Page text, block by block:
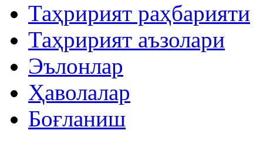
Таҳририят раҳбарияти
Таҳририят аъзолари
Эълонлар
Ҳаволалар
Боғланиш